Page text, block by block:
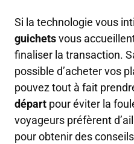
Si la technologie vous
guichetsvous
finaliser la transaction.
possible d’acheter vos
pouvez tout à fait
départ pour éviter la
voyageurs préfèrent
pour obtenir des